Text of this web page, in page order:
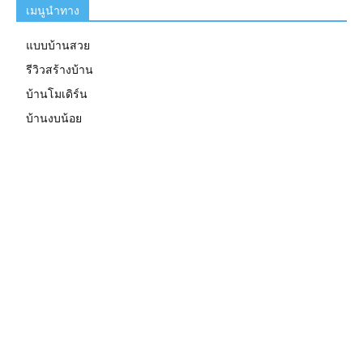
เมนูนำทาง
แบบบ้านสวย
รีวิวสร้างบ้าน
บ้านโมเดิร์น
บ้านงบน้อย